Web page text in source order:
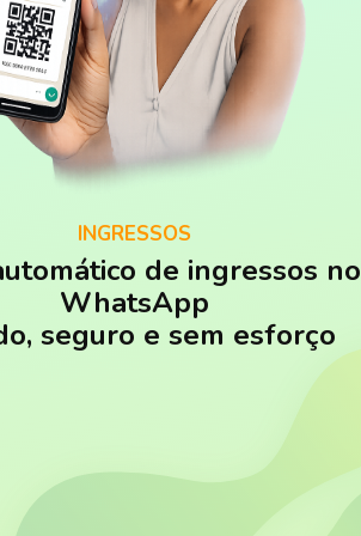
INGRESSOS
de ingressos no
WhatsApp
seguro e sem esforço